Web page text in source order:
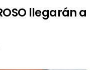
llegarán a